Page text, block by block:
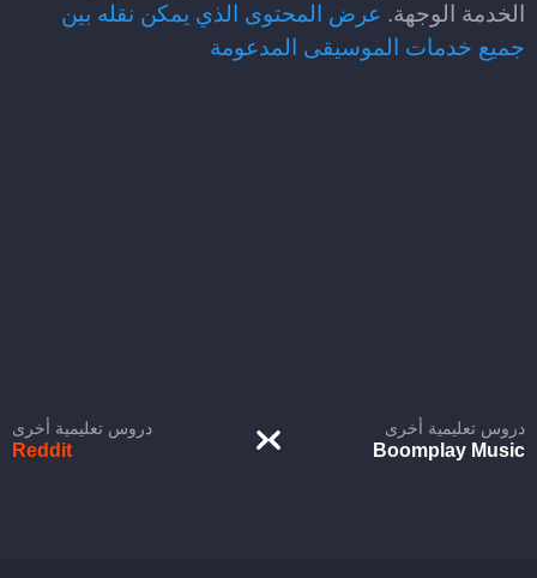
الخدمة الوجهة. عرض المحتوى الذي يمكن نقله بين
جميع خدمات الموسيقى المدعومة
دروس تعليمية أخرى
Boomplay Music
دروس تعليمية أخرى
Reddit